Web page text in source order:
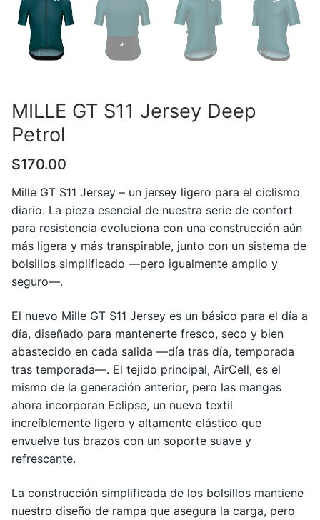
MILLE GT S11 Jersey Deep
Petrol
$170.00
Mille GT S11 Jersey – un jersey ligero para el ciclismo
diario. La pieza esencial de nuestra serie de confort
para resistencia evoluciona con una construcción aún
más ligera y más transpirable, junto con un sistema de
bolsillos simplificado —pero igualmente amplio y
seguro—.
El nuevo Mille GT S11 Jersey es un básico para el día a
día, diseñado para mantenerte fresco, seco y bien
abastecido en cada salida —día tras día, temporada
tras temporada—. El tejido principal, AirCell, es el
mismo de la generación anterior, pero las mangas
ahora incorporan Eclipse, un nuevo textil
increíblemente ligero y altamente elástico que
envuelve tus brazos con un soporte suave y
refrescante.
La construcción simplificada de los bolsillos mantiene
nuestro diseño de rampa que asegura la carga, pero